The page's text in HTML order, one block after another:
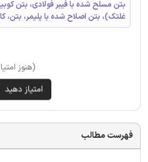
بتن مسلح شده با فیبر فولادی، بتن
غلتک)، بتن اصلاح شده با پلیمر، بتن،
(هنوز
فهرست مطالب